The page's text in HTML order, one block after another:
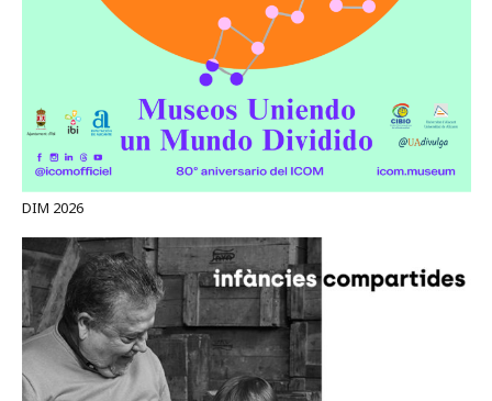
DIM 2026